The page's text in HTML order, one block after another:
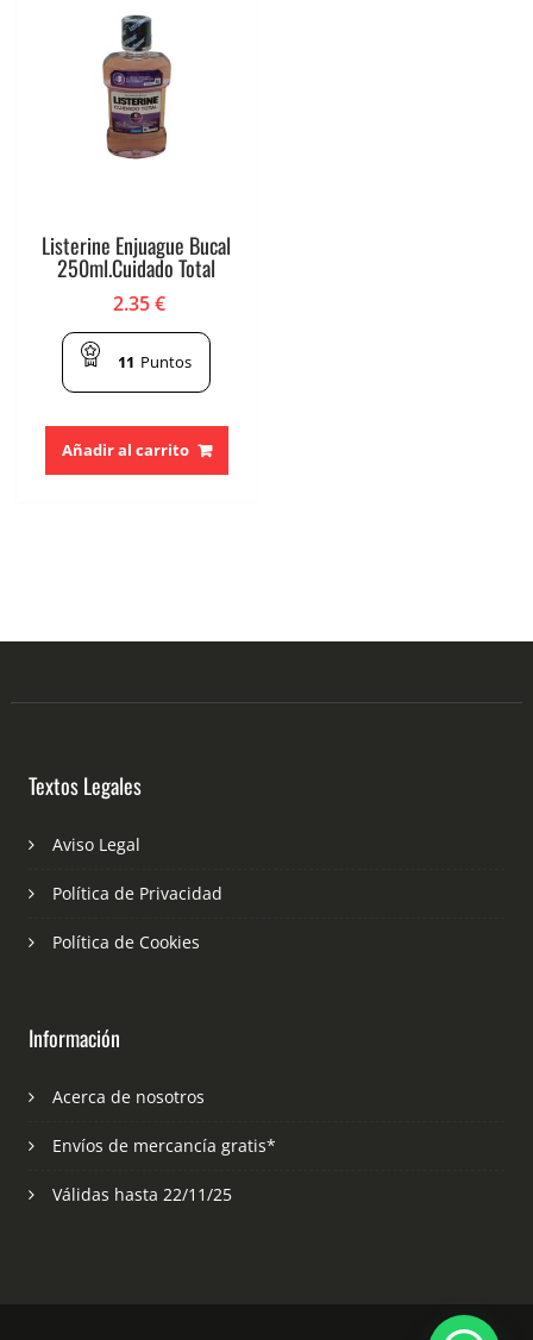
Listerine Enjuague Bucal
250ml.Cuidado Total
2.35€
11 Puntos
Añadir al carrito
Textos Legales
Aviso Legal
Política de Privacidad
Política de Cookies
Información
Acerca de nosotros
Envíos de mercancía gratis*
Válidas hasta 22/11/25